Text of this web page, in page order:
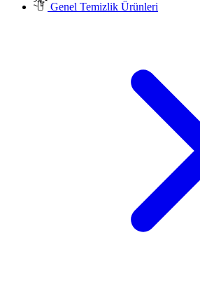
Genel Temizlik Ürünleri